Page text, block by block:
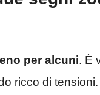
per alcuni. È
ricco di